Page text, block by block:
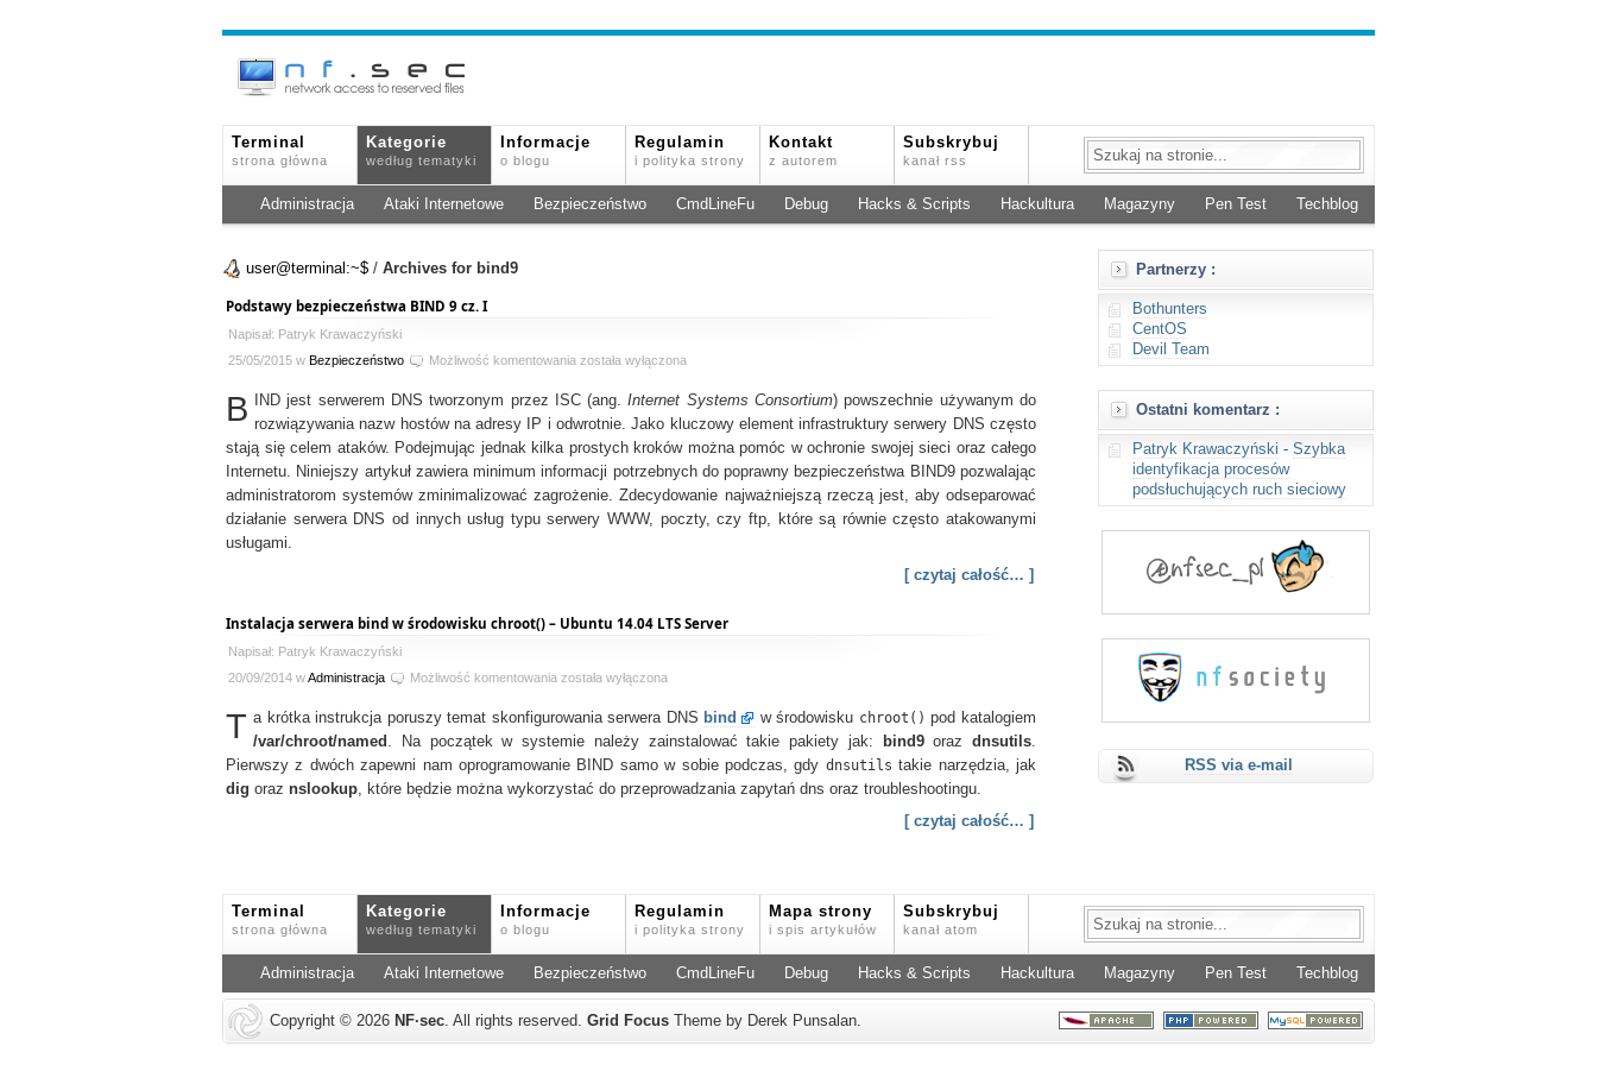
Terminal
strona główna
Kategorie
według tematyki
Informacje
o blogu
Regulamin
i polityka strony
Kontakt
z autorem
Subskrybuj
kanał rss
Administracja Ataki Internetowe Bezpieczeństwo CmdLineFu Debug Hacks & Scripts Hackultura Magazyny Pen Test Techblog
user@terminal:~$ / Archives for bind9
Podstawy bezpieczeństwa BIND 9 cz. I
Napisał: Patryk Krawaczyński
25/05/2015 w Bezpieczeństwo Możliwość komentowania Podstawy
BIND
9
została wyłączona
B IND jest serwerem DNS tworzonym przez ISC (ang.Internet Systems Consortium) powszechnie używanym do
rozwiązywania nazw hostów na adresy IP i odwrotnie. Jako kluczowy element infrastruktury serwery DNS często
stają się celem ataków. Podejmując jednak kilka prostych kroków można pomóc w ochronie swojej sieci oraz całego
Internetu. Niniejszy artykuł zawiera minimum informacji potrzebnych do poprawny bezpieczeństwa BIND9 pozwalając
administratorom systemów zminimalizować zagrożenie. Zdecydowanie najważniejszą rzeczą jest, aby odseparować
działanie serwera DNS od innych usług typu serwery WWW, poczty, czy ftp, które są równie często atakowanymi
usługami.
[ czytaj całość… ]
Instalacja serwera bind w środowisku chroot() – Ubuntu 14.04 LTS Server
Napisał: Patryk Krawaczyński
20/09/2014 wAdministracja Możliwość komentowania Instalacja
bind
w
środowisku
–
została wyłączona
T a krótka instrukcja poruszy temat skonfigurowania serwera DNS bind w środowisku chroot() pod katalogiem
/var/chroot/named . Na początek w systemie należy zainstalować takie pakiety jak: bind9oraz dnsutils.
Pierwszy z dwóch zapewni nam oprogramowanie BIND samo w sobie podczas, gdy dnsutils takie narzędzia, jak
dig oraz nslookup, które będzie można wykorzystać do przeprowadzania zapytań dns oraz troubleshootingu.
[ czytaj całość… ]
Partnerzy :
Bothunters
CentOS
Devil Team
Ostatni komentarz :
Patryk Krawaczyński - Szybka
identyfikacja procesów
podsłuchujących ruch sieciowy
RSS via e-mail
Terminal
strona główna
Kategorie
według tematyki
Informacje
o blogu
Regulamin
i polityka strony
Mapa strony
i spis artykułów
Subskrybuj
kanał atom
Administracja Ataki Internetowe Bezpieczeństwo CmdLineFu Debug Hacks & Scripts Hackultura Magazyny Pen Test Techblog
Copyright © 2026 NF·sec. All rights reserved. Grid Focus Theme by Derek Punsalan.